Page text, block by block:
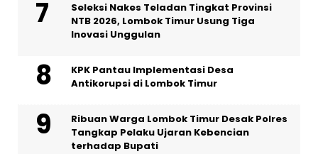
Seleksi Nakes Teladan Tingkat Provinsi
NTB 2026, Lombok Timur Usung Tiga
Inovasi Unggulan
KPK Pantau Implementasi Desa
Antikorupsi di Lombok Timur
Ribuan Warga Lombok Timur Desak Polres
Tangkap Pelaku Ujaran Kebencian
terhadap Bupati